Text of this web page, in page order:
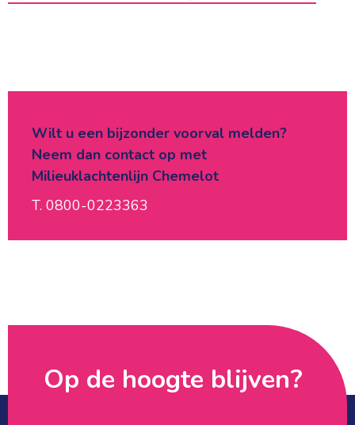
Wilt u een bijzonder voorval melden?
Neem dan contact op met
Milieuklachtenlijn Chemelot
T. 0800-0223363
Op de hoogte blijven?